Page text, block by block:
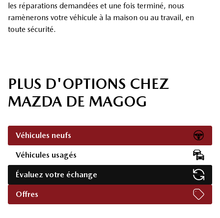
les réparations demandées et une fois terminé, nous
ramènerons votre véhicule à la maison ou au travail, en
toute sécurité.
PLUS D'OPTIONS CHEZ
MAZDA DE MAGOG
Véhicules neufs
Véhicules usagés
Évaluez votre échange
Offres